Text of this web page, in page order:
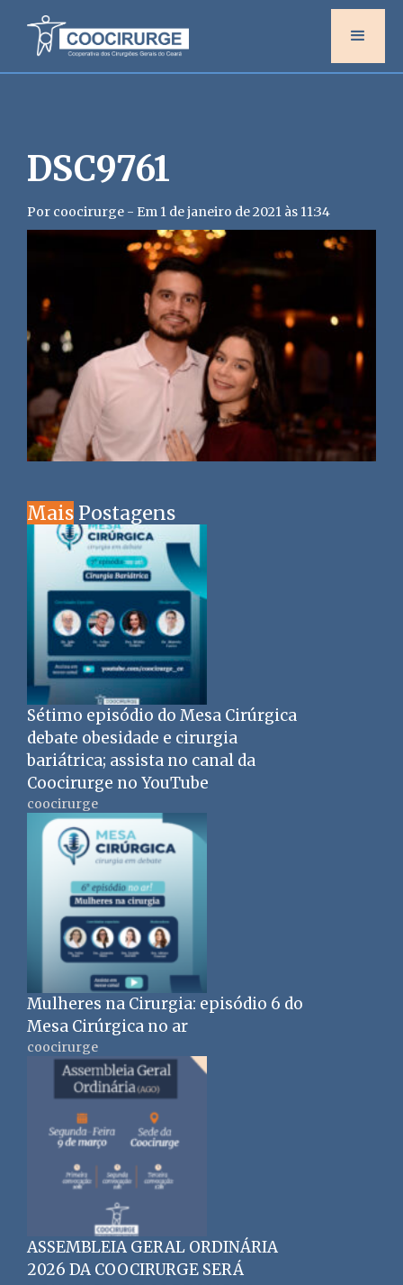
DSC9761
Por coocirurge - Em 1 de janeiro de 2021 às 11:34
Mais Postagens
Sétimo episódio do Mesa Cirúrgica
debate obesidade e cirurgia
bariátrica; assista no canal da
Coocirurge no YouTube
coocirurge
Mulheres na Cirurgia: episódio 6 do
Mesa Cirúrgica no ar
coocirurge
ASSEMBLEIA GERAL ORDINÁRIA
2026 DA COOCIRURGE SERÁ